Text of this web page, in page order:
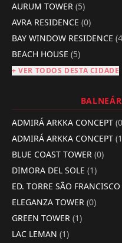
AURUM TOWER (5)
AVRA RESIDENCE (0)
BAY WINDOW RESIDENCE
BEACH HOUSE (5)
+ VER TODOS DESTA CIDADE
ADMIRÁ ARKKA CONCEPT
ADMIRÁ ARKKA CONCEPT
BLUE COAST TOWER (0)
DIMORA DEL SOLE (1)
ED. TORRE SÃO FRANCISCO
ELEGANZA TOWER (0)
GREEN TOWER (1)
LAC LEMAN (1)